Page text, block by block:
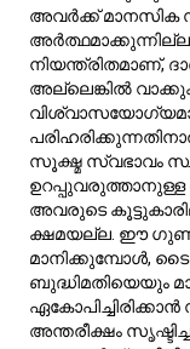
ശാരീരിക
നിർമ്മിക്കാൻ
എന്നിവയിലൂടെ ഇത്
വശങ്ങളും
തൃപ്തികരവുമായ
5w6
എന്നിയഗ്രാം
നാവിഗേറ്റ്